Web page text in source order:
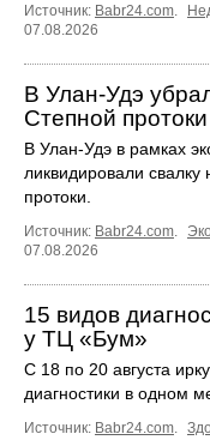
Источник: Babr24.com.
07.08.2026
В Улан-Удэ
Степной протоки
В Улан-Удэ в рамках
ликвидировали
протоки.
Источник: Babr24.com.
07.08.2026
15 видов
у ТЦ «Бум»
С 18 по 20 августа
диагностики в одном
Источник: Babr24.com.